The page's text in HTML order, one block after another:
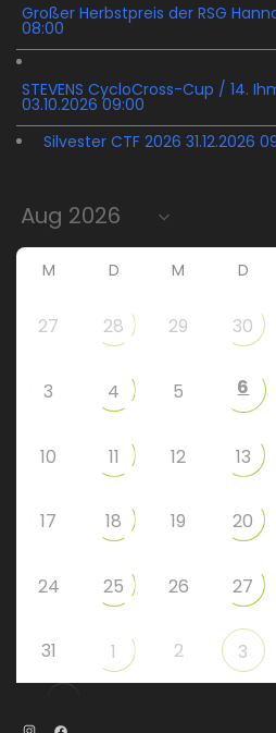
Großer Herbstpreis der RSG
08:00
STEVENS CycloCross-Cup / 14.
03.10.2026 09:00
Silvester CTF 2026 31.12.2026
M D M D
27 28 29 30
3 4 5 6
10 11 12 13
17 18 19 20
24 25 26 27
31 1 2 3